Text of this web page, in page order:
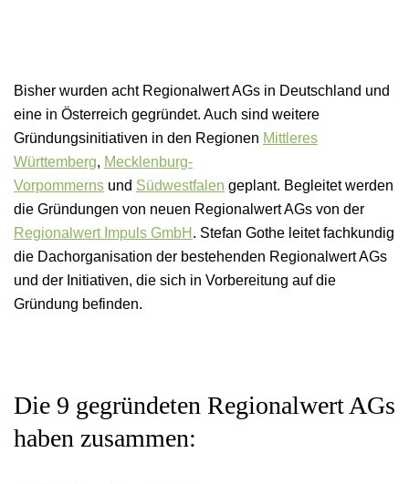
mehr erfahren
Übersicht Partnerbetriebe
Partnerbetrieb werden
Das überregionale Netzwerk
Aktuelles und Termine
Über uns
Offene Stellen
Downloads
Umgebung zu stärken. Mit der Bürgeraktie tut ihr
genau das.
mehr erfahren
Aktien erwerben
Bisher wurden acht Regionalwert AGs in Deutschland und
eine in Österreich gegründet. Auch sind weitere
Gründungsinitiativen in den Regionen Mittleres
Württemberg, Mecklenburg-
Vorpommerns und Südwestfalen geplant. Begleitet werden
die Gründungen von neuen Regionalwert AGs von der
Regionalwert Impuls GmbH . Stefan Gothe leitet fachkundig
die Dachorganisation der bestehenden Regionalwert AGs
und der Initiativen, die sich in Vorbereitung auf die
Gründung befinden.
Die 9 gegründeten Regionalwert AGs
haben zusammen: